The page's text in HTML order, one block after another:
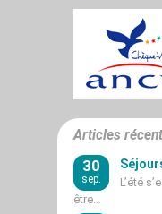
Articles
30
sep.
L’été
être…